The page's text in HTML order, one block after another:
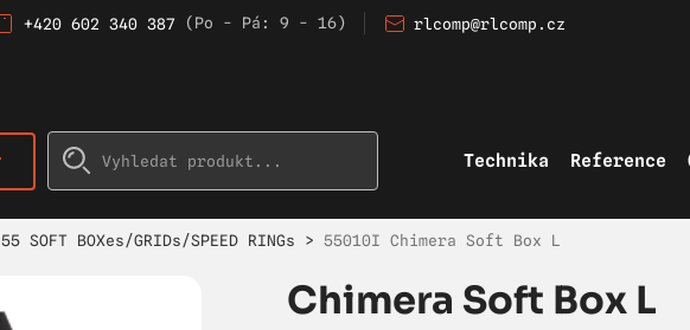
+420 602 340 387 (Po - Pá: 9 - 16) rlcomp@rlcomp.cz
Technika Reference
55 SOFT BOXes/GRIDs/SPEED RINGs > 55010I Chimera Soft Box L
Chimera Soft Box L